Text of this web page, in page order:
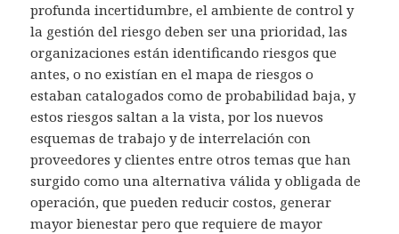
profunda incertidumbre, el ambiente de control y
la gestión del riesgo deben ser una prioridad, las
organizaciones están identificando riesgos que
antes, o no existían en el mapa de riesgos o
estaban catalogados como de probabilidad baja, y
estos riesgos saltan a la vista, por los nuevos
esquemas de trabajo y de interrelación con
proveedores y clientes entre otros temas que han
surgido como una alternativa válida y obligada de
operación, que pueden reducir costos, generar
mayor bienestar pero que requiere de mayor